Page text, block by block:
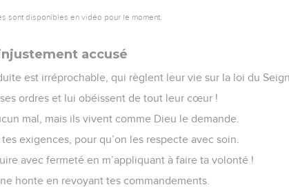
sont disponibles en vidéo pour le moment.
accusé
est irréprochable, qui règlent leur vie sur la loi du
ordres et lui obéissent de tout leur cœur !
mal, mais ils vivent comme Dieu le demande.
exigences, pour qu’on les respecte avec soin.
avec fermeté en m’appliquant à faire ta volonté !
honte en revoyant tes commandements.